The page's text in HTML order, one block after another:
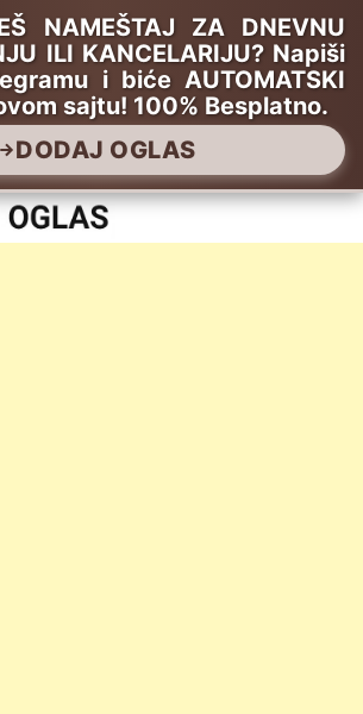
NAMEŠTAJ ZA DNEVNU
ILI KANCELARIJU? Napiši
i biće AUTOMATSKI
sajtu! 100% Besplatno.
DODAJ OGLAS